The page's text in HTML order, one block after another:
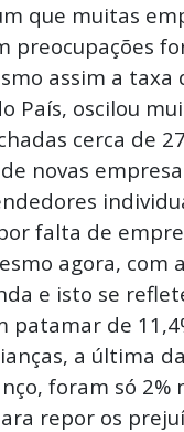
que muitas
preocupações
assim a taxa
País, oscilou
cerca de
novas
falta de
agora,
e isto se
patamar de
a última
foram só 2%
repor os